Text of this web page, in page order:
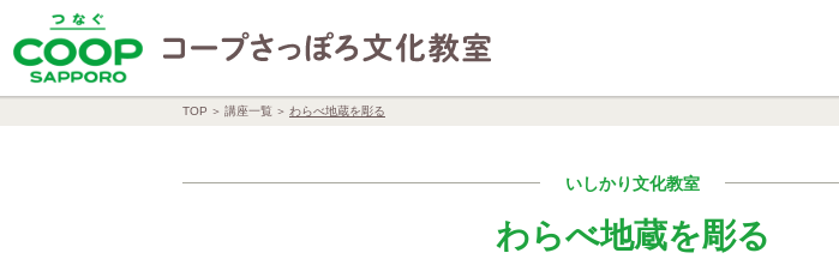
TOP 講座一覧 わらべ地蔵を彫る
いしかり文化教室
わらべ地蔵を彫る